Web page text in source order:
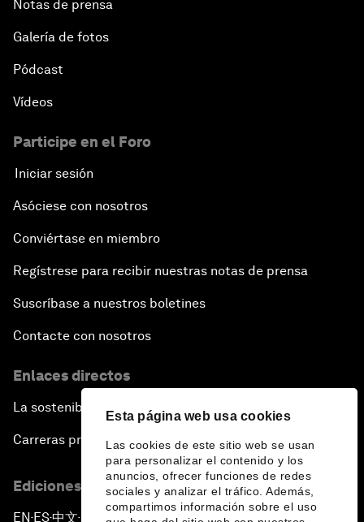
Esta página web usa cookies
Las cookies de este sitio web se usan
para personalizar el contenido y los
anuncios, ofrecer funciones de redes
sociales y analizar el tráfico. Además,
compartimos información sobre el uso
Notas de prensa
Galería de fotos
Pódcast
Vídeos
Participe en el Foro
Iniciar sesión
Asóciese con nosotros
Conviértase en miembro
Regístrese para recibir nuestras notas de prensa
Suscríbase a nuestros boletines
Contacte con nosotros
Enlaces directos
La sostenibilidad en el Foro
Carreras profesionales
Ediciones en otros idiomas
EN ▪ES▪中文▪ 日本語